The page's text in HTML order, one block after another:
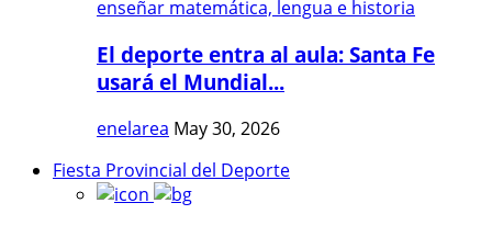
El deporte entra al aula: Santa Fe
usará el Mundial...
enelarea May 30, 2026
Fiesta Provincial del Deporte